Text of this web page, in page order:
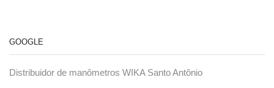
GOOGLE
Distribuidor de manômetros WIKA Santo Antônio